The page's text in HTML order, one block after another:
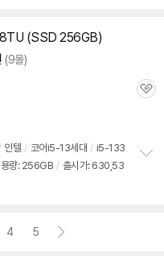
(SSD 256GB)
(9몰)
관
/ 인텔 / 코어i5-13세대 / i5-133
용량: 256GB / 출시가: 630,53
4 5